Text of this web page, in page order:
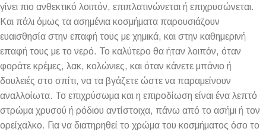
γίνει πιο ανθεκτικό λοιπόν, επιπλατινώνεται ή επιχρυσώνεται.
Και πάλι όμως τα ασημένια κοσμήματα παρουσιάζουν
ευαισθησία στην επαφή τους με χημικά, και στην καθημερινή
επαφή τους με το νερό. Το καλύτερο θα ήταν λοιπόν, όταν
φοράτε κρέμες, λακ, κολώνιες, και όταν κάνετε μπάνιο ή
δουλειές στο σπίτι, να τα βγάζετε ώστε να παραμείνουν
αναλλοίωτα. Το επιχρύσωμα και η επιροδίωση είναι ένα λεπτό
στρώμα χρυσού ή ρόδιου αντίστοιχα, πάνω από το ασήμι ή τον
ορείχαλκο. Για να διατηρηθεί το χρώμα του κοσμήματος όσο το